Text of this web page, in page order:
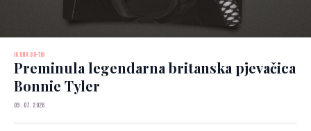
IKONA 80-TIH
Preminula legendarna britanska pjevačica
Bonnie Tyler
09. 07. 2026.